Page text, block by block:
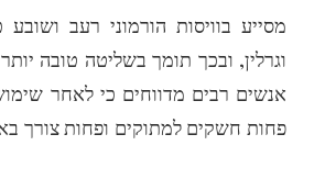
אנשים רבים מדווחים כי לאחר
פחות חשקים למתוקים ופחות צורך